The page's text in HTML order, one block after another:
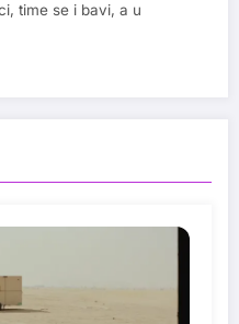
time se i bavi, a u